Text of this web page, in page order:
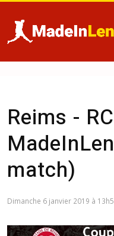
Reims -
match)
Dimanche 6 janvier 2019 à